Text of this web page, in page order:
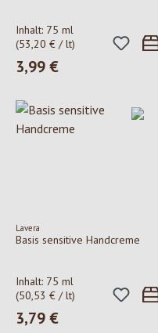
Inhalt: 75 ml
(53,20 € / lt)
Regulärer Preis:
3,99 €
Lavera
Basis sensitive Handcreme
Inhalt: 75 ml
(50,53 € / lt)
Regulärer Preis:
3,79 €